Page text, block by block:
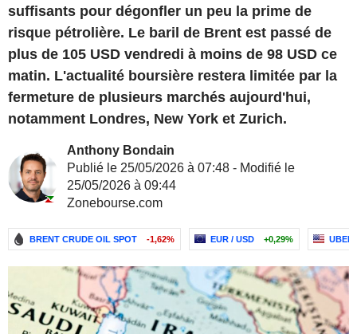
suffisants pour dégonfler un peu la prime de
risque pétrolière. Le baril de Brent est passé de
plus de 105 USD vendredi à moins de 98 USD ce
matin. L'actualité boursière restera limitée par la
fermeture de plusieurs marchés aujourd'hui,
notamment Londres, New York et Zurich.
Anthony Bondain
Publié le 25/05/2026 à 07:48 - Modifié le
25/05/2026 à 09:44
Zonebourse.com
BRENT CRUDE OIL SPOT -1,62% EUR / USD +0,29% UBER